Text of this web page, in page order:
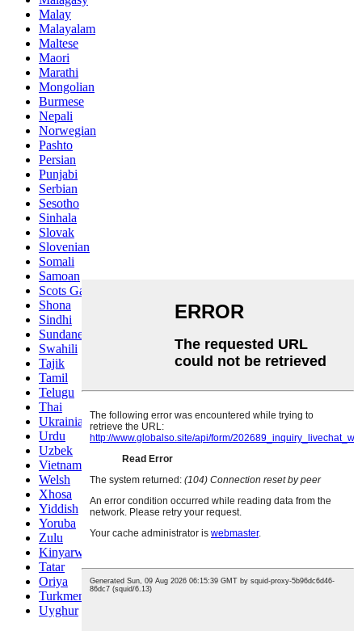
Malay
Malayalam
Maltese
Maori
Marathi
Mongolian
Burmese
Nepali
Norwegian
Pashto
Persian
Punjabi
Serbian
Sesotho
Sinhala
Slovak
Slovenian
Somali
Samoan
Scots Gaelic
Shona
Sindhi
Sundanese
Swahili
Tajik
Tamil
Telugu
Thai
Ukrainian
Urdu
Uzbek
Vietnamese
Welsh
Xhosa
Yiddish
Yoruba
Zulu
Kinyarwanda
Tatar
Oriya
Turkmen
Uyghur